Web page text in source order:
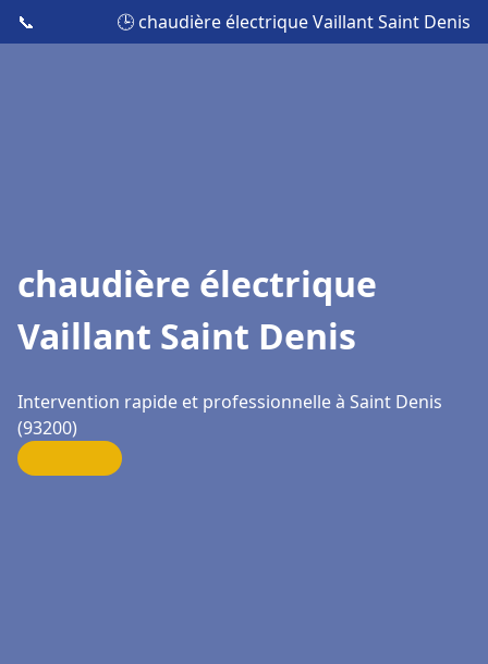
📞 🕒 chaudière électrique Vaillant Saint Denis
chaudière électrique
Vaillant Saint Denis
Intervention rapide et professionnelle à Saint Denis
(93200)